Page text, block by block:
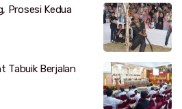
Prosesi Kedua
Tabuik Berjalan